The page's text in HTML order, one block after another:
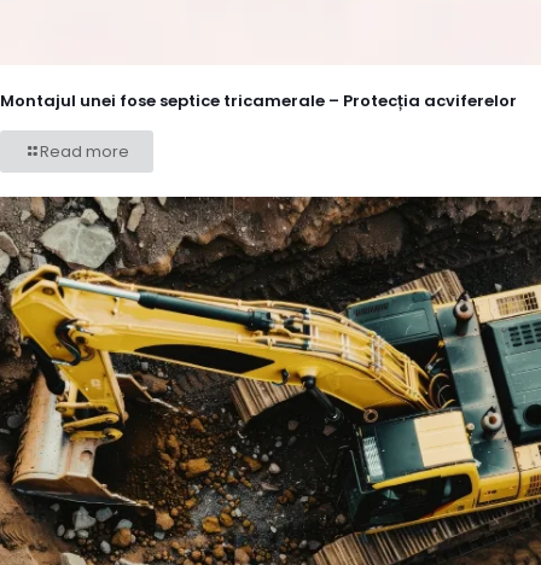
Montajul unei fose septice tricamerale – Protecția acviferelor
Read more